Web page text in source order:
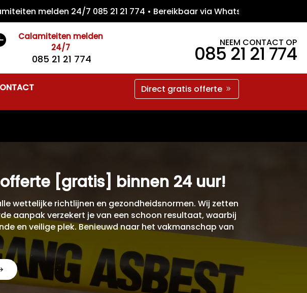
melden 24/7 085 21 21 774 • Bereikbaar via
Calamiteiten melden
24/7
085 21 21 774
NEEM CONTACT OP
085 21 21 774
Direct gratis offerte
[gratis] binnen 24 uur!
wettelijke richtlijnen en gezondheidsnormen. Wij zetten
aanpak verzekert je van een schoon resultaat, waarbij
en veilige plek. Benieuwd naar het vakmanschap van